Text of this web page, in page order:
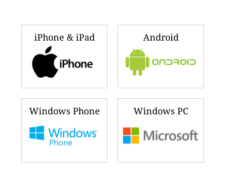
iPhone & iPad Android
Windows Phone Windows PC